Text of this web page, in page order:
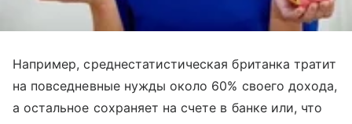
Например, среднестатистическая британка тратит
на повседневные нужды около 60% своего дохода,
а остальное сохраняет на счете в банке или, что